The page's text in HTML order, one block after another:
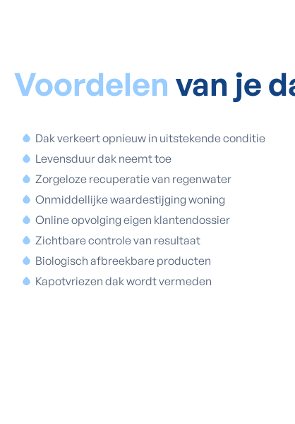
Voordelen van je
Dak verkeert opnieuw in uitstekende conditie
Levensduur dak neemt toe
Zorgeloze recuperatie van regenwater
Onmiddellijke waardestijging woning
Online opvolging eigen klantendossier
Zichtbare controle van resultaat
Biologisch afbreekbare producten
Kapotvriezen dak wordt vermeden